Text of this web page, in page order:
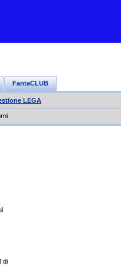
FantaCLUB
LEGA
di